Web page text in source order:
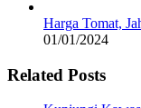
Harga Tomat,
01/01/2024
Related Posts